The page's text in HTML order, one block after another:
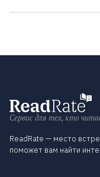
Сервис для тех, кто
ReadRate — место
поможет вам найти